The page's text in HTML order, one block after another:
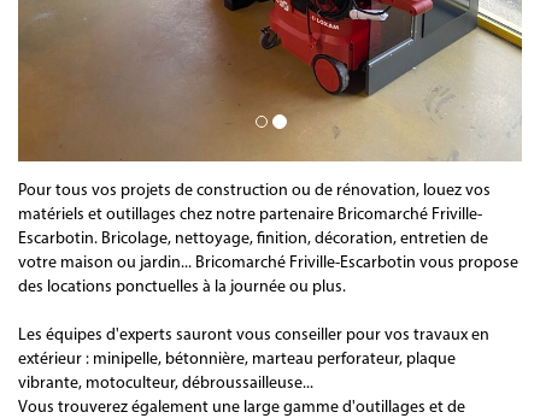
Pour tous vos projets de construction ou de rénovation, louez vos
matériels et outillages chez notre partenaire Bricomarché Friville-
Escarbotin. Bricolage, nettoyage, finition, décoration, entretien de
votre maison ou jardin... Bricomarché Friville-Escarbotin vous propose
des locations ponctuelles à la journée ou plus.
Les équipes d'experts sauront vous conseiller pour vos travaux en
extérieur : minipelle, bétonnière, marteau perforateur, plaque
vibrante, motoculteur, débroussailleuse...
Vous trouverez également une large gamme d'outillages et de